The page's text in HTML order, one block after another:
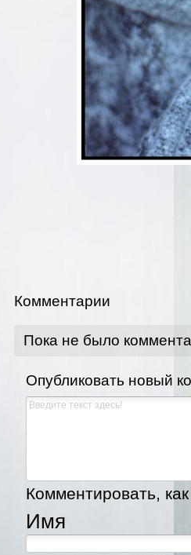
Комментарии
Пока не было
Опубликовать новый
Комментировать,
Имя